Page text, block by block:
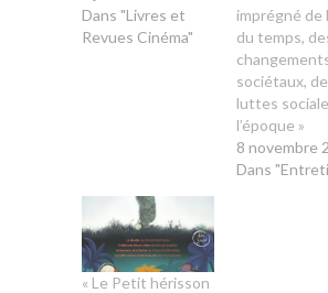
Dans "Livres et
Revues Cinéma"
imprégné de
du temps,
sociétaux,
luttes
l’époque »
8 novembre
Dans
« Le Petit hérisson